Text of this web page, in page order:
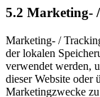
5.2 Marketing-
Marketing- /
der lokalen
verwendet werden,
dieser Website oder
Marketingzwecke